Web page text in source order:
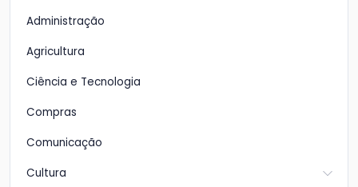
Administração
Agricultura
Ciência e Tecnologia
Compras
Comunicação
Cultura